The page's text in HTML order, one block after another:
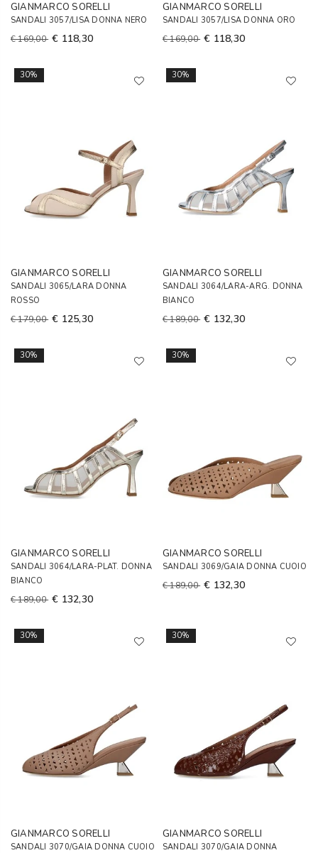
GIANMARCO SORELLI
SANDALI 3057/LISA DONNA NERO
€ 169,00 € 118,30
GIANMARCO SORELLI
SANDALI 3057/LISA DONNA ORO
€ 169,00 € 118,30
30%
GIANMARCO SORELLI
SANDALI 3065/LARA DONNA
ROSSO
€ 179,00 € 125,30
30%
GIANMARCO SORELLI
SANDALI 3064/LARA-ARG. DONNA
BIANCO
€ 189,00 € 132,30
30%
GIANMARCO SORELLI
SANDALI 3064/LARA-PLAT. DONNA
BIANCO
€ 189,00 € 132,30
30%
GIANMARCO SORELLI
SANDALI 3069/GAIA DONNA CUOIO
€ 189,00 € 132,30
30%
GIANMARCO SORELLI
SANDALI 3070/GAIA DONNA CUOIO
30%
GIANMARCO SORELLI
SANDALI 3070/GAIA DONNA